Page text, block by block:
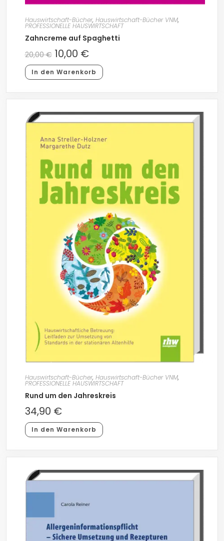
Hauswirtschaft-Bücher, Hauswirtschaft-Bücher VNM,
PROFESSIONELLE HAUSWIRTSCHAFT
Zahncreme auf Spaghetti
20,00€ 10,00 €
In den Warenkorb
Hauswirtschaft-Bücher, Hauswirtschaft-Bücher VNM,
PROFESSIONELLE HAUSWIRTSCHAFT
Rund um den Jahreskreis
34,90 €
In den Warenkorb